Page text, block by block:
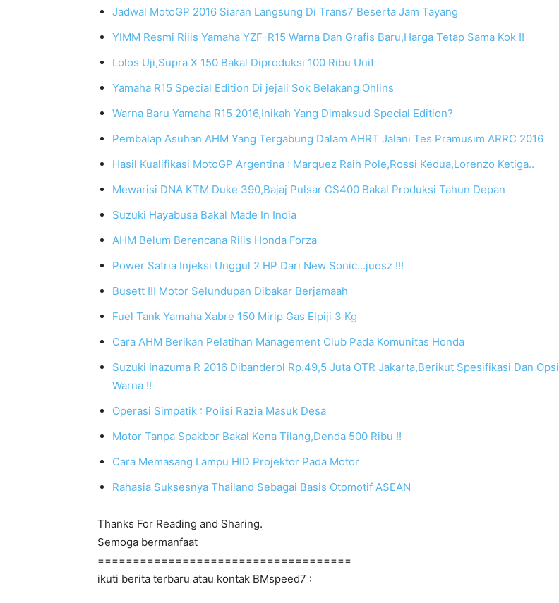
Jadwal MotoGP 2016 Siaran Langsung Di Trans7 Beserta Jam Tayang
YIMM Resmi Rilis Yamaha YZF-R15 Warna Dan Grafis Baru,Harga Tetap Sama Kok !!
Lolos Uji,Supra X 150 Bakal Diproduksi 100 Ribu Unit
Yamaha R15 Special Edition Di jejali Sok Belakang Ohlins
Warna Baru Yamaha R15 2016,Inikah Yang Dimaksud Special Edition?
Pembalap Asuhan AHM Yang Tergabung Dalam AHRT Jalani Tes Pramusim ARRC 2016
Hasil Kualifikasi MotoGP Argentina : Marquez Raih Pole,Rossi Kedua,Lorenzo Ketiga..
Mewarisi DNA KTM Duke 390,Bajaj Pulsar CS400 Bakal Produksi Tahun Depan
Suzuki Hayabusa Bakal Made In India
AHM Belum Berencana Rilis Honda Forza
Power Satria Injeksi Unggul 2 HP Dari New Sonic…juosz !!!
Busett !!! Motor Selundupan Dibakar Berjamaah
Fuel Tank Yamaha Xabre 150 Mirip Gas Elpiji 3 Kg
Cara AHM Berikan Pelatihan Management Club Pada Komunitas Honda
Suzuki Inazuma R 2016 Dibanderol Rp.49,5 Juta OTR Jakarta,Berikut Spesifikasi Dan Opsi
Warna !!
Operasi Simpatik : Polisi Razia Masuk Desa
Motor Tanpa Spakbor Bakal Kena Tilang,Denda 500 Ribu !!
Cara Memasang Lampu HID Projektor Pada Motor
Rahasia Suksesnya Thailand Sebagai Basis Otomotif ASEAN
Thanks For Reading and Sharing.
Semoga bermanfaat
====================================
ikuti berita terbaru atau kontak BMspeed7 :